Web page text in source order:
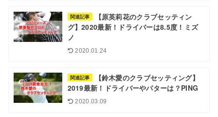
関連記事
【原英莉花のクラブセッティン
グ】2020最新！ドライバーは8.5度！ミズ
ノ
2020.01.24
関連記事
【鈴木愛のクラブセッティング】
2019最新！ドライバーやパターは？PING
2020.03.09